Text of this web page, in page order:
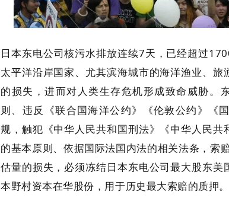
日本东电公司核污水排放连续7天，已经超过
太平洋沿岸国家、尤其滨海城市的海洋渔业、
的损失，进而对人类生存危机形成致命威胁。
则、违反《联合国海洋公约》《伦敦公约》《
规，触犯《中华人民共和国刑法》《中华人民
的基本原则、依据国际法国内法的相关法条，索
估量的损失，必须冻结日本东电公司最大股东美
本野村资本在华股份，用于历史最大索赔的质押。